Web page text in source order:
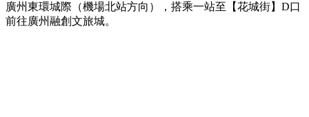
廣州東環城際（機場北站方向），搭乘一站至【花城街】D口
前往廣州融創文旅城。